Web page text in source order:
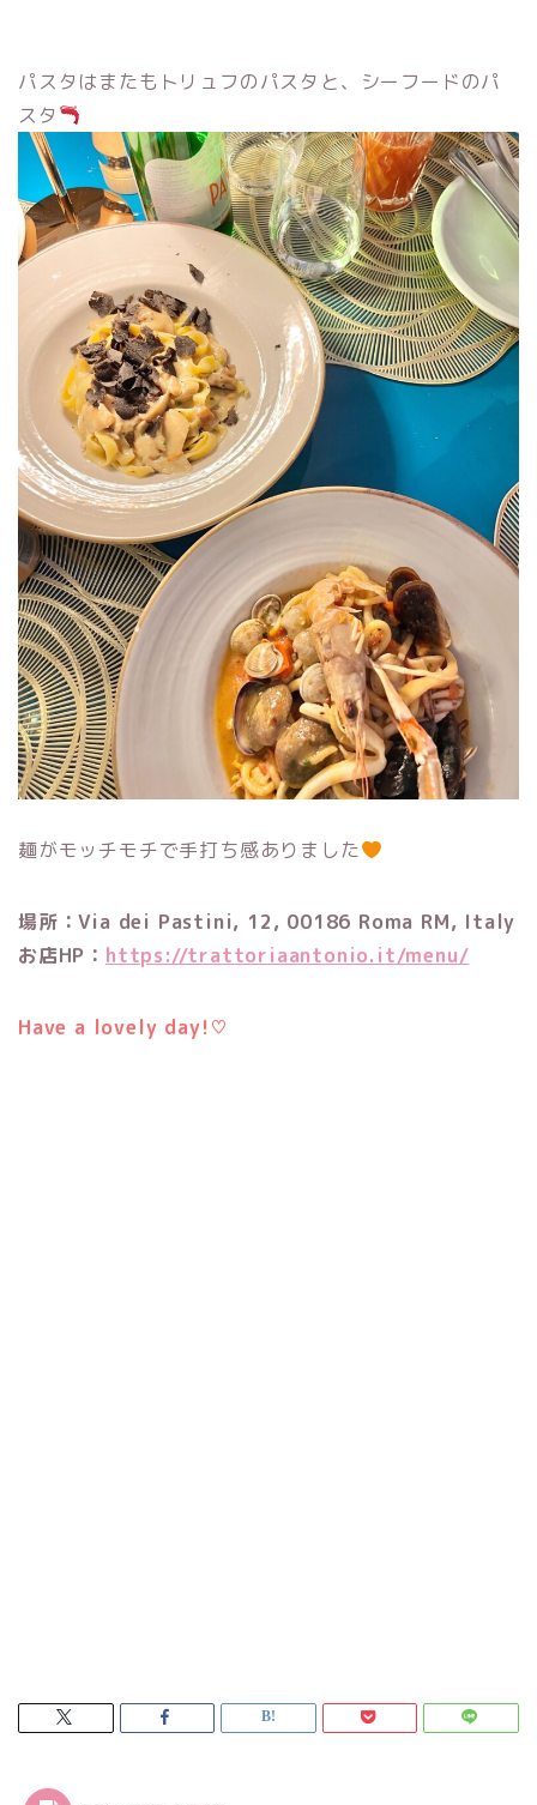
パスタはまたもトリュフのパスタと、シーフードのパ
スタ
麺がモッチモチで手打ち感ありました
場所：Via dei Pastini, 12, 00186 Roma RM, Italy
お店HP： https://trattoriaantonio.it/menu/
Have a lovely day!♡